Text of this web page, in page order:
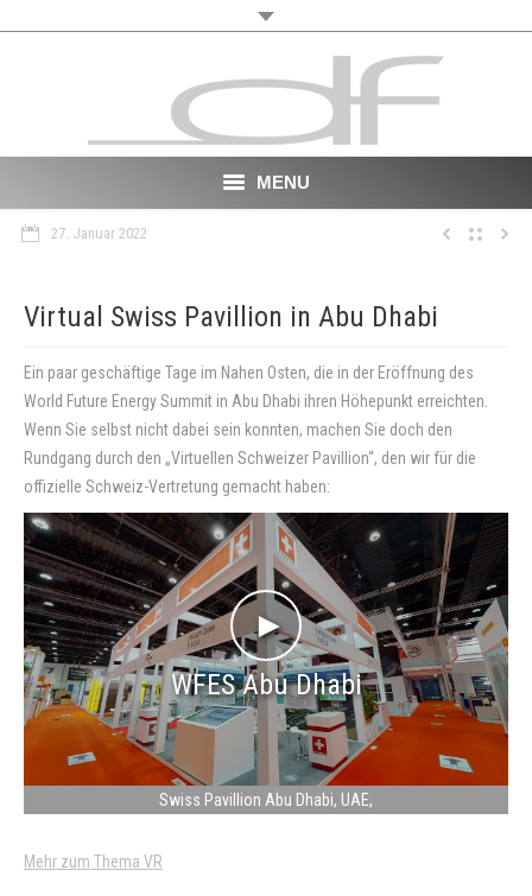
MENU
Film
Portfolio
News
Contact
27. Januar 2022
Virtual Swiss Pavillion in Abu Dhabi
Ein paar geschäftige Tage im Nahen Osten, die in der Eröffnung des
World Future Energy Summit in Abu Dhabi ihren Höhepunkt erreichten.
Wenn Sie selbst nicht dabei sein konnten, machen Sie doch den
Rundgang durch den „Virtuellen Schweizer Pavillion“, den wir für die
offizielle Schweiz-Vertretung gemacht haben:
►
WFES Abu Dhabi
Swiss Pavillion Abu Dhabi, UAE
Mehr zum Thema VR